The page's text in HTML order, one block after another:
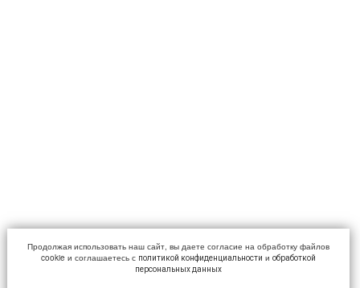
Продолжая использовать наш сайт, вы даете согласие на обработку файлов
cookie и соглашаетесь с политикой конфиденциальности и обработкой
персональных данных